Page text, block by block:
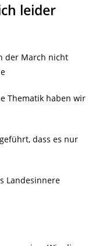
leider
der March nicht
Thematik haben wir
dass es nur
Landesinnere